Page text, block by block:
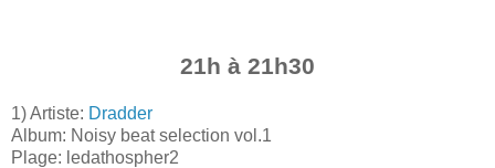
21h à 21h30
1) Artiste: Dradder
Album: Noisy beat selection vol.1
Plage: ledathospher2